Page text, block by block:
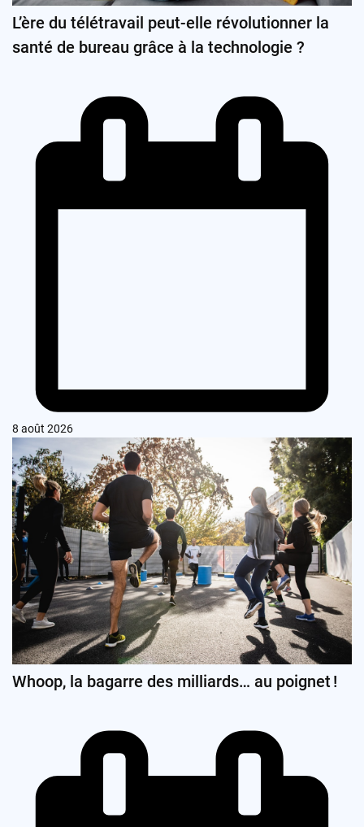
L’ère du télétravail peut-elle révolutionner la
santé de bureau grâce à la technologie ?
8 août 2026
Whoop, la bagarre des milliards… au poignet !